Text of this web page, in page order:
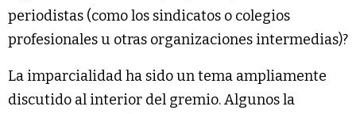
periodistas (como los sindicatos o colegios
profesionales u otras organizaciones intermedias)?
La imparcialidad ha sido un tema ampliamente
discutido al interior del gremio. Algunos la